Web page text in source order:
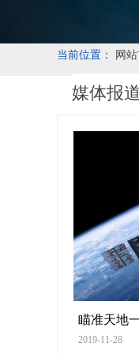
当前位置： 网
媒体报道
瞄准天地
2019-11-28